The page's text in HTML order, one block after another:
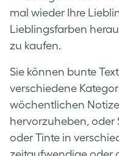
mal wieder Ihre
Lieblingsfarben
zu kaufen.
Sie können bunte
verschiedene
wöchentlichen
hervorzuheben, oder
oder Tinte in